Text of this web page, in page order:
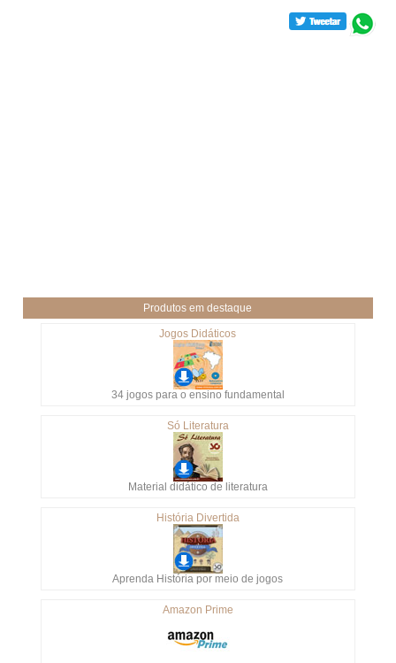
Produtos em destaque
Jogos Didáticos
34 jogos para o ensino fundamental
Só Literatura
Material didático de literatura
História Divertida
Aprenda História por meio de jogos
Amazon Prime